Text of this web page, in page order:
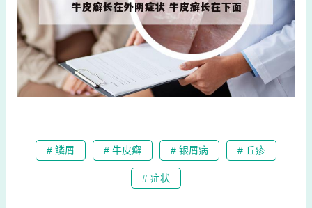
# 鳞屑 # 牛皮癣 # 银屑病 # 丘疹
# 症状